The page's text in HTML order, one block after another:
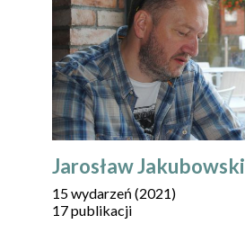
Jarosław Jakubowski
15 wydarzeń (2021)
17 publikacji